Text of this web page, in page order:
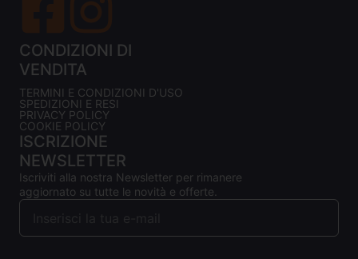
CONDIZIONI DI
VENDITA
TERMINI E CONDIZIONI D'USO
SPEDIZIONI E RESI
PRIVACY POLICY
COOKIE POLICY
ISCRIZIONE
NEWSLETTER
Iscriviti alla nostra Newsletter per rimanere
aggiornato su tutte le novità e offerte.